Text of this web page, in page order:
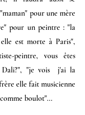
pour une mère
pour un peintre : "la
est morte à Paris",
peintre, vous êtes
Dali?", "je vois j'ai la
elle fait musicienne
boulot"...